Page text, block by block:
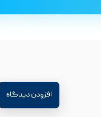
افزودن دیدگاه